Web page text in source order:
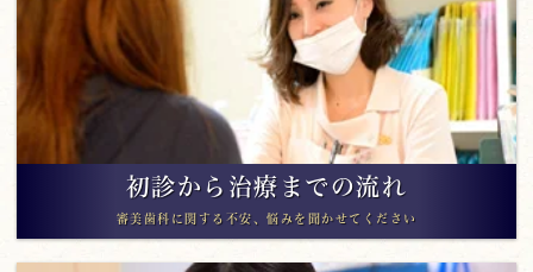
初診から治療までの流れ
審美歯科に関する不安、悩みを聞かせてください